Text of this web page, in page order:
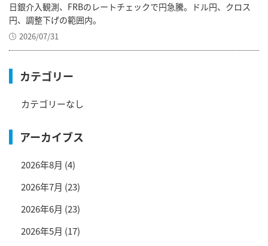
日銀介入観測、FRBのレートチェックで円急騰。ドル円、クロス
円、調整下げの範囲内。
2026/07/31
カテゴリー
カテゴリーなし
アーカイブス
2026年8月 (4)
2026年7月 (23)
2026年6月 (23)
2026年5月 (17)